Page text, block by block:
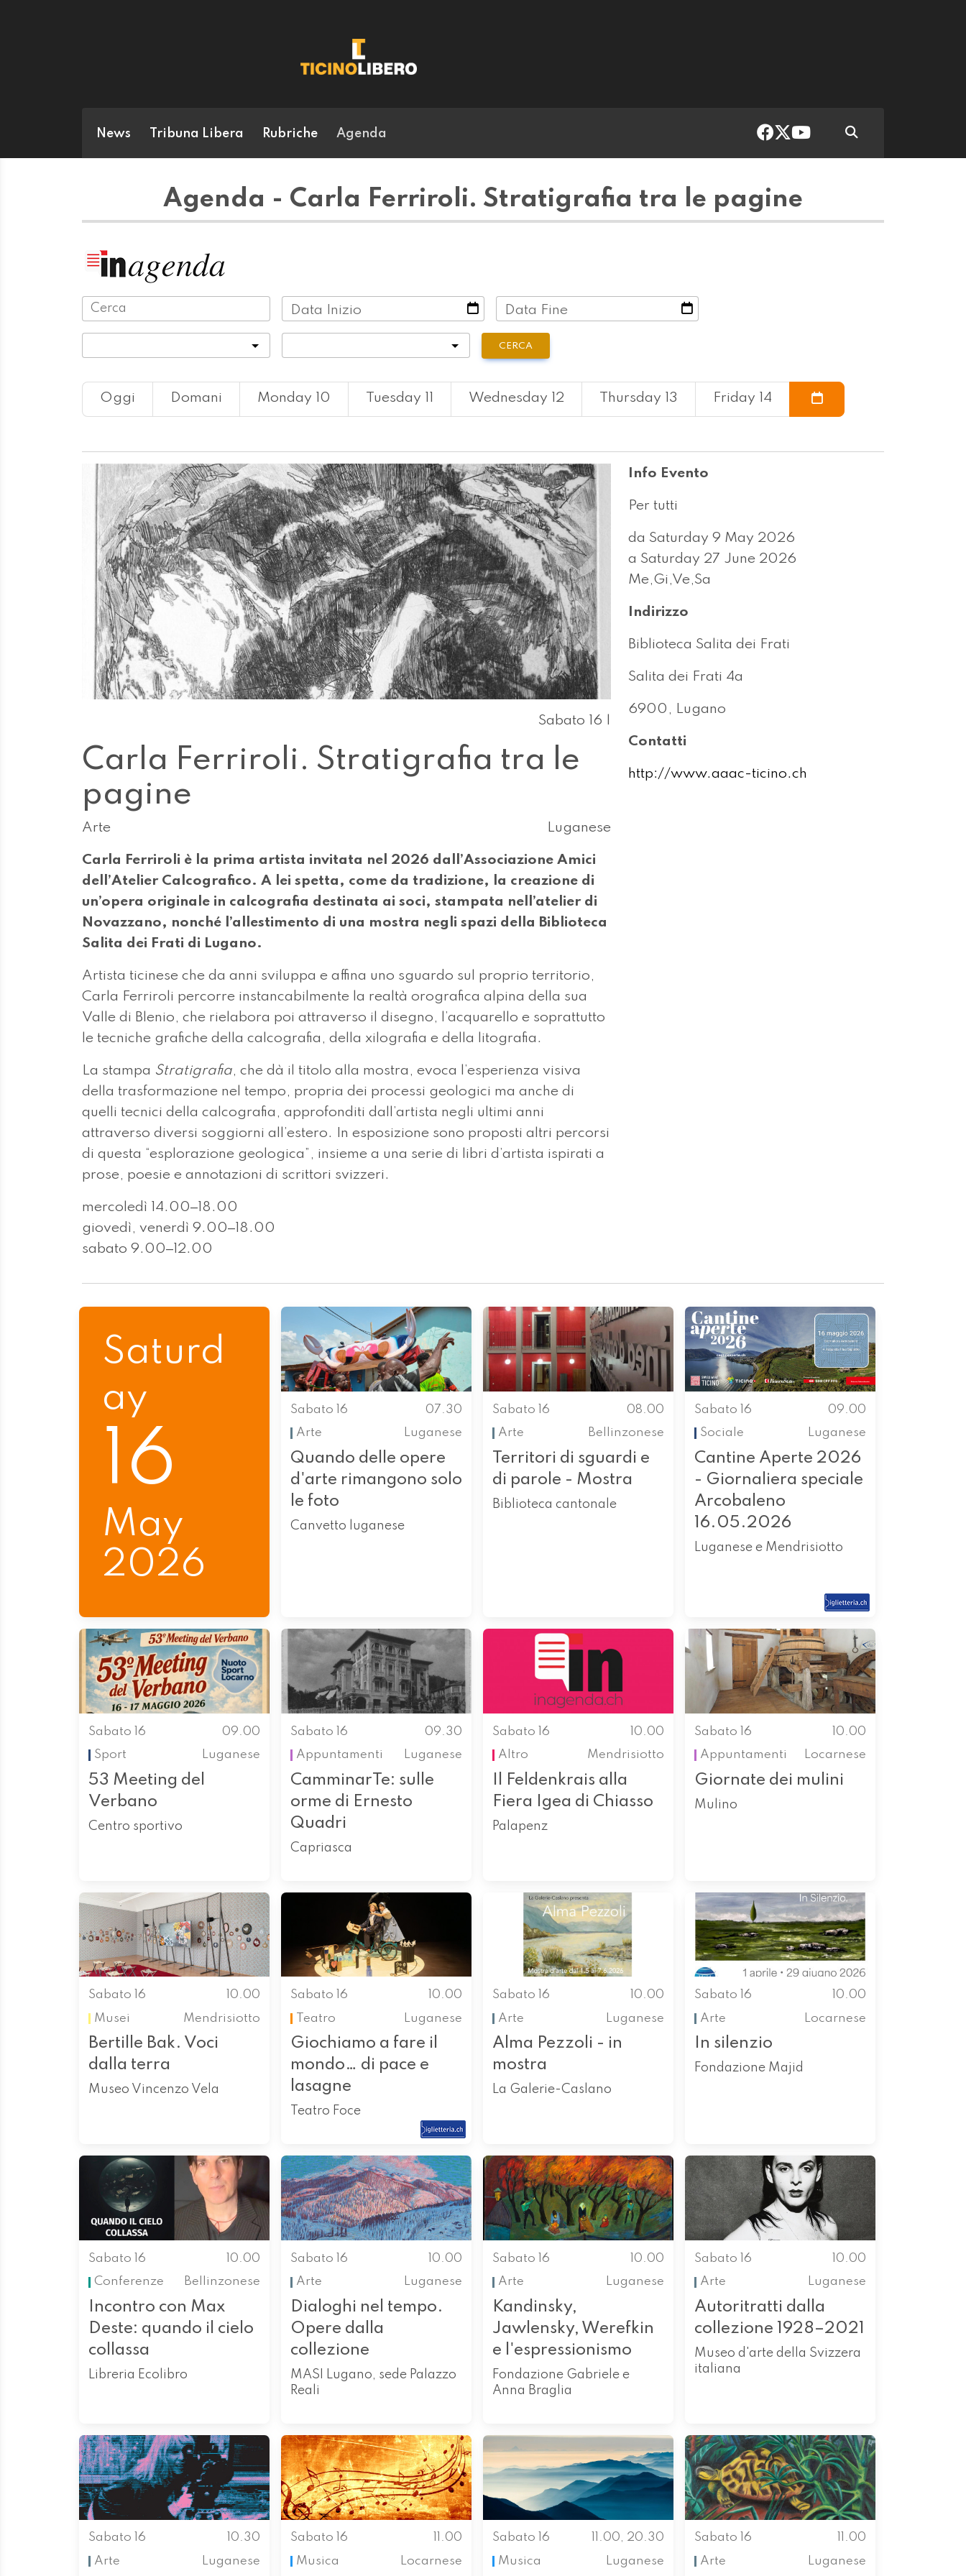
News Tribuna Libera Rubriche Agenda
Agenda - Carla Ferriroli. Stratigrafia tra le pagine
Data Inizio Data Fine
CERCA
Oggi Domani Monday 10 Tuesday 11 Wednesday 12 Thursday 13 Friday 14
Sabato 16 |
Carla Ferriroli. Stratigrafia tra le
pagine
Arte Luganese
Carla Ferriroli è la prima artista invitata nel 2026 dall’Associazione Amici
dell’Atelier Calcografico. A lei spetta, come da tradizione, la creazione di
un’opera originale in calcografia destinata ai soci, stampata nell’atelier di
Novazzano, nonché l’allestimento di una mostra negli spazi della Biblioteca
Salita dei Frati di Lugano.
Artista ticinese che da anni sviluppa e affina uno sguardo sul proprio territorio,
Carla Ferriroli percorre instancabilmente la realtà orografica alpina della sua
Valle di Blenio, che rielabora poi attraverso il disegno, l’acquarello e soprattutto
le tecniche grafiche della calcografia, della xilografia e della litografia.
La stampa Stratigrafia, che dà il titolo alla mostra, evoca l’esperienza visiva
della trasformazione nel tempo, propria dei processi geologici ma anche di
quelli tecnici della calcografia, approfonditi dall’artista negli ultimi anni
attraverso diversi soggiorni all’estero. In esposizione sono proposti altri percorsi
di questa “esplorazione geologica”, insieme a una serie di libri d’artista ispirati a
prose, poesie e annotazioni di scrittori svizzeri.
mercoledì 14.00‒18.00
giovedì, venerdì 9.00‒18.00
sabato 9.00‒12.00
Info Evento
Per tutti
da Saturday 9 May 2026
a Saturday 27 June 2026
Me,Gi,Ve,Sa
Indirizzo
Biblioteca Salita dei Frati
Salita dei Frati 4a
6900, Lugano
Contatti
http://www.aaac-ticino.ch
Saturd
ay
16
May
2026
Sabato 16
07.30
Arte
Luganese
Quando delle opere
d'arte rimangono solo
le foto
Canvetto luganese
Sabato 16
08.00
Arte
Bellinzonese
Territori di sguardi e
di parole - Mostra
Biblioteca cantonale
Sabato 16
09.00
Sociale
Luganese
Cantine Aperte 2026
- Giornaliera speciale
Arcobaleno
16.05.2026
Luganese e Mendrisiotto
Sabato 16
09.00
Sport
Luganese
53 Meeting del
Verbano
Centro sportivo
Sabato 16
09.30
Appuntamenti
Luganese
CamminarTe: sulle
orme di Ernesto
Quadri
Capriasca
Sabato 16
10.00
Altro
Mendrisiotto
Il Feldenkrais alla
Fiera Igea di Chiasso
Palapenz
Sabato 16
10.00
Appuntamenti
Locarnese
Giornate dei mulini
Mulino
Sabato 16
10.00
Musei
Mendrisiotto
Bertille Bak. Voci
dalla terra
Museo Vincenzo Vela
Sabato 16
10.00
Teatro
Luganese
Giochiamo a fare il
mondo… di pace e
lasagne
Teatro Foce
Sabato 16
10.00
Arte
Luganese
Alma Pezzoli - in
mostra
La Galerie-Caslano
Sabato 16
10.00
Arte
Locarnese
In silenzio
Fondazione Majid
Sabato 16
10.00
Conferenze
Bellinzonese
Incontro con Max
Deste: quando il cielo
collassa
Libreria Ecolibro
Sabato 16
10.00
Arte
Luganese
Dialoghi nel tempo.
Opere dalla
collezione
MASI Lugano, sede Palazzo
Reali
Sabato 16
10.00
Arte
Luganese
Kandinsky,
Jawlensky, Werefkin
e l'espressionismo
Fondazione Gabriele e
Anna Braglia
Sabato 16
10.00
Arte
Luganese
Autoritratti dalla
collezione 1928–2021
Museo d'arte della Svizzera
italiana
Sabato 16
10.30
Arte
Luganese
Sabato 16
11.00
Musica
Locarnese
Sabato 16
11.00, 20.30
Musica
Luganese
Sabato 16
11.00
Arte
Luganese